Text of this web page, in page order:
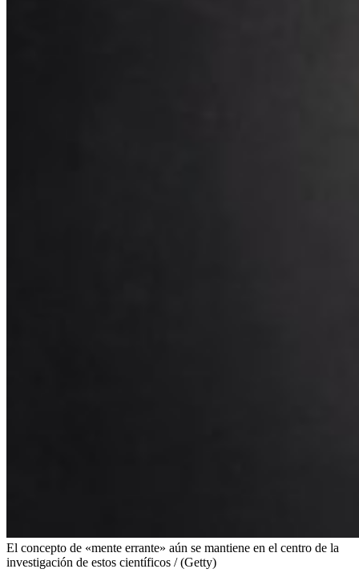
El concepto de «mente errante» aún se mantiene en el centro de la
investigación de estos científicos / (Getty)